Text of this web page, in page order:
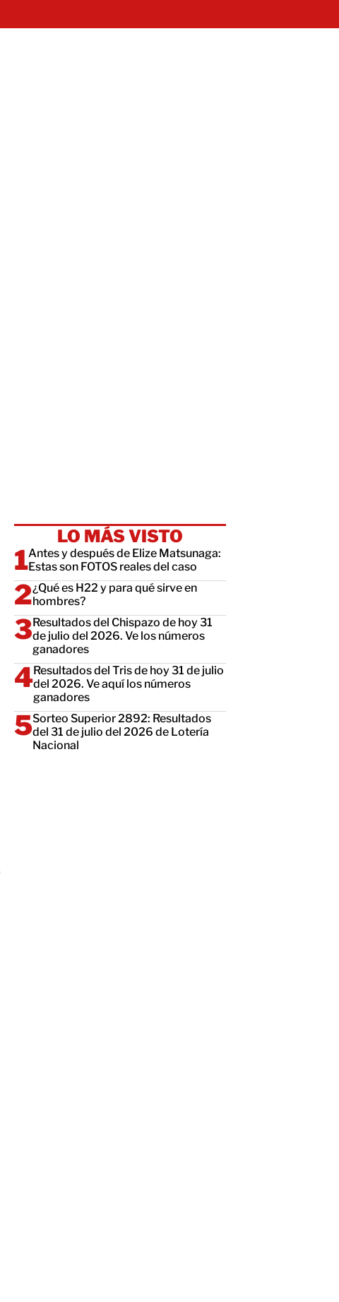
LO MÁS VISTO
Antes y después de Elize Matsunaga:
Estas son FOTOS reales del caso
¿Qué es H22 y para qué sirve en
hombres?
Resultados del Chispazo de hoy 31
de julio del 2026. Ve los números
ganadores
Resultados del Tris de hoy 31 de julio
del 2026. Ve aquí los números
ganadores
Sorteo Superior 2892: Resultados
del 31 de julio del 2026 de Lotería
Nacional